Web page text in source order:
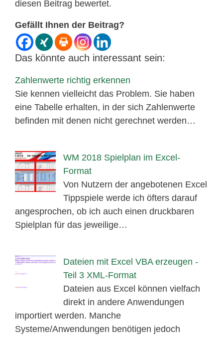
diesen Beitrag bewertet.
Gefällt Ihnen der Beitrag?
Das könnte auch interessant sein:
Zahlenwerte richtig erkennen
Sie kennen vielleicht das Problem. Sie haben
eine Tabelle erhalten, in der sich Zahlenwerte
befinden mit denen nicht gerechnet werden…
WM 2018 Spielplan im Excel-
Format
Von Nutzern der angebotenen Excel
Tippspiele werde ich öfters darauf
angesprochen, ob ich auch einen druckbaren
Spielplan für das jeweilige…
Dateien mit Excel VBA erzeugen -
Teil 3 XML-Format
Dateien aus Excel können vielfach
direkt in andere Anwendungen
importiert werden. Manche
Systeme/Anwendungen benötigen jedoch